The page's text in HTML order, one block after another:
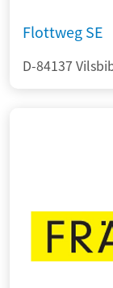
Flottweg SE
D-84137